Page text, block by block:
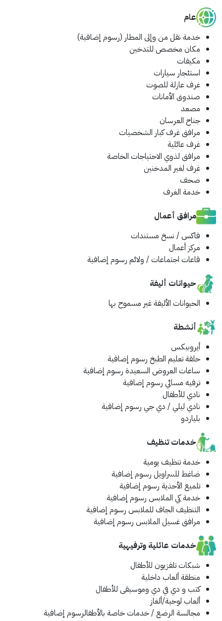
عام
خدمة نقل من وإلى المطار (رسوم إضافية)
مكان مخصص للتدخين
مكيفات
استئجار سيارات
غرف عازلة للصوت
صندوق الأمانات
مصعد
جناح العرسان
مرافق غرف كبار الشخصيات
غرف عائلية
مرافق لذوي الاحتياجات الخاصة
غرف لغير المدخنين
صحف
خدمة الغرف
مرافق أعمال
فاكس / نسخ مستندات
مركز أعمال
قاعات اجتماعات / ولائم رسوم إضافية
حيوانات أليفة
الحيوانات الأليفة غير مسموح بها
أنشطة
أيروبيكس
حلقة تعليم الطبخ رسوم إضافية
ساعات العروض السعيدة رسوم إضافية
ترفيه مسائي رسوم إضافية
نادي للأطفال
نادي ليلي / دي جي رسوم إضافية
بلياردو
خدمات تنظيف
خدمة تنظيف يومية
ضاغط للسراويل رسوم إضافية
تلميع الأحذية رسوم إضافية
خدمة كي الملابس رسوم إضافية
التنظيف الجاف للملابس رسوم إضافية
مرافق غسيل الملابس رسوم إضافية
خدمات عائلية وترفيهية
شبكات تلفزيون للأطفال
منطقة ألعاب داخلية
كتب و دي في دي وموسيقى للأطفال
ألعاب لوحية/ألغاز
مجالسة الرضع / خدمات خاصة بالأطفالرسوم إضافية